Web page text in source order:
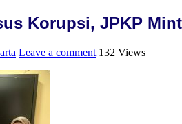
Korupsi, JPKP
Leave a comment 132 Views